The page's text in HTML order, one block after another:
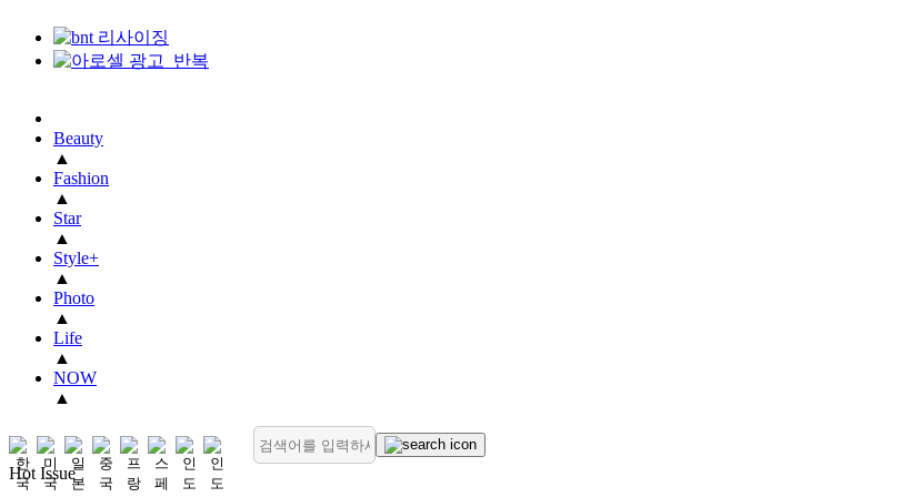
Beauty
▲
Fashion
▲
Star
▲
Style+
▲
Photo
▲
Life
▲
NOW
▲
Hot Issue